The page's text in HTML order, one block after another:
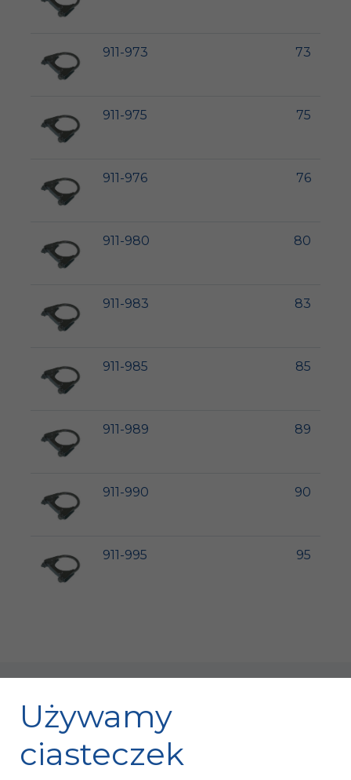
911-973 73
911-975 75
911-976 76
911-980 80
911-983 83
911-985 85
911-989 89
911-990 90
911-995 95
Używamy
ciasteczek